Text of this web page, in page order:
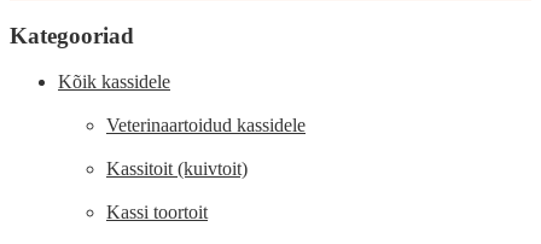
Kategooriad
Kõik kassidele
Veterinaartoidud kassidele
Kassitoit (kuivtoit)
Kassi toortoit